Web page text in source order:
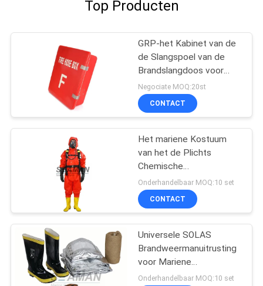
Top Producten
GRP-het Kabinet van de
de Slangspoel van de
Brandslangdoos voor
Mariene Brandbestrijding
Negociate MOQ:20st
CONTACT
Het mariene Kostuum
van het de Plichts
Chemische
Beschermende Overtrek
van het
Brandbestrijdingskostuum
Onderhandelbaar MOQ:10 set
CONTACT
Universele SOLAS
Brandweermanuitrusting
voor Mariene
Brandbestrijdingsuitrusting
Onderhandelbaar MOQ:10 set